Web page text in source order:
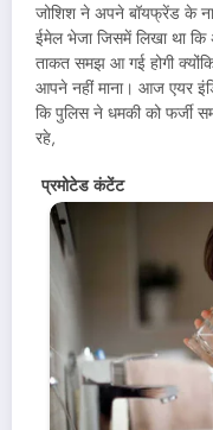
जोशिश ने अपने बॉयफ्रेंड के
ईमेल भेजा जिसमें लिखा था कि
ताकत समझ आ गई होगी
आपने नहीं माना। आज एयर
कि पुलिस ने धमकी को
रहे,